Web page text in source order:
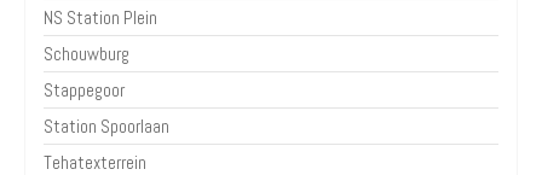
NS Station Plein
Schouwburg
Stappegoor
Station Spoorlaan
Tehatexterrein